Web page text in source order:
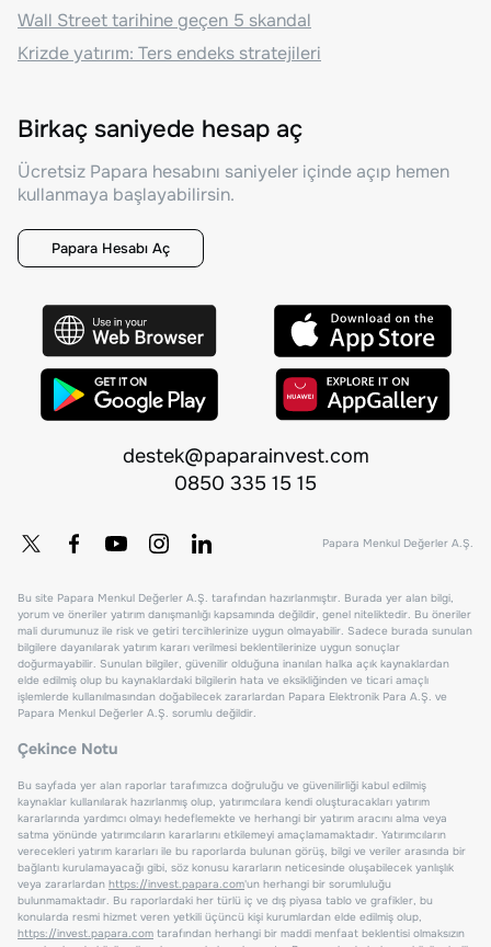
Wall Street tarihine geçen 5 skandal
Krizde yatırım: Ters endeks stratejileri
Birkaç saniyede hesap aç
Ücretsiz Papara hesabını saniyeler içinde açıp hemen
kullanmaya başlayabilirsin.
Papara Hesabı Aç
destek@paparainvest.com
0850 335 15 15
Papara Menkul Değerler A.Ş.
Bu site Papara Menkul Değerler A.Ş. tarafından hazırlanmıştır. Burada yer alan bilgi,
yorum ve öneriler yatırım danışmanlığı kapsamında değildir, genel niteliktedir. Bu öneriler
mali durumunuz ile risk ve getiri tercihlerinize uygun olmayabilir. Sadece burada sunulan
bilgilere dayanılarak yatırım kararı verilmesi beklentilerinize uygun sonuçlar
doğurmayabilir. Sunulan bilgiler, güvenilir olduğuna inanılan halka açık kaynaklardan
elde edilmiş olup bu kaynaklardaki bilgilerin hata ve eksikliğinden ve ticari amaçlı
işlemlerde kullanılmasından doğabilecek zararlardan Papara Elektronik Para A.Ş. ve
Papara Menkul Değerler A.Ş. sorumlu değildir.
Çekince Notu
Bu sayfada yer alan raporlar tarafımızca doğruluğu ve güvenilirliği kabul edilmiş
kaynaklar kullanılarak hazırlanmış olup, yatırımcılara kendi oluşturacakları yatırım
kararlarında yardımcı olmayı hedeflemekte ve herhangi bir yatırım aracını alma veya
satma yönünde yatırımcıların kararlarını etkilemeyi amaçlamamaktadır. Yatırımcıların
verecekleri yatırım kararları ile bu raporlarda bulunan görüş, bilgi ve veriler arasında bir
bağlantı kurulamayacağı gibi, söz konusu kararların neticesinde oluşabilecek yanlışlık
veya zararlardan https://invest.papara.com'un herhangi bir sorumluluğu
bulunmamaktadır. Bu raporlardaki her türlü iç ve dış piyasa tablo ve grafikler, bu
konularda resmi hizmet veren yetkili üçüncü kişi kurumlardan elde edilmiş olup,
https://invest.papara.com tarafından herhangi bir maddi menfaat beklentisi olmaksızın